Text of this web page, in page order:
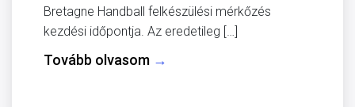
Bretagne Handball felkészülési mérkőzés
kezdési időpontja. Az eredetileg […]
Tovább olvasom →